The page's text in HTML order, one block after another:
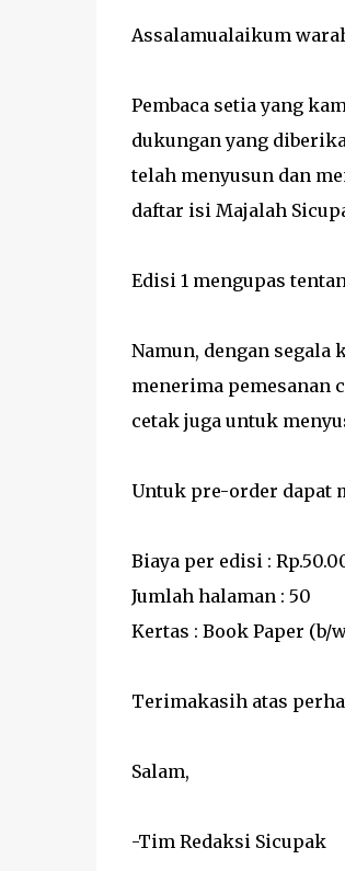
Assalamualaikum
Pembaca setia yang
dukungan yang
telah menyusun dan
daftar isi Majalah
Edisi 1 mengupas
Namun, dengan segala
menerima pemesanan
cetak juga untuk
Untuk pre-order dapat
Biaya per edisi :
Jumlah halaman : 50
Kertas : Book Paper (b/
Terimakasih atas
Salam,
-Tim Redaksi Sicupak